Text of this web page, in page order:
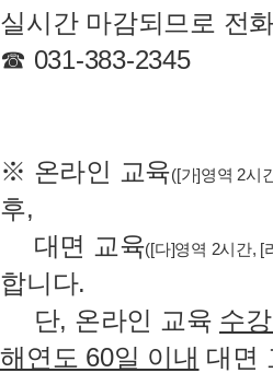
실시간 마감되므로 전
☎ 031-383-2345
※ 온라인 교육([가]영역 2시
후,
대면 교육([다]영역 2시간, [
합니다.
단, 온라인 교육 수
해연도 60일 이내 대면